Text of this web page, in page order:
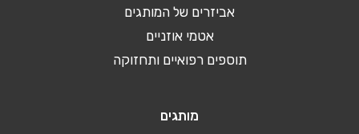
אביזרים של המותגים
אטמי אוזניים
תוספים רפואיים ותחזוקה
מותגים